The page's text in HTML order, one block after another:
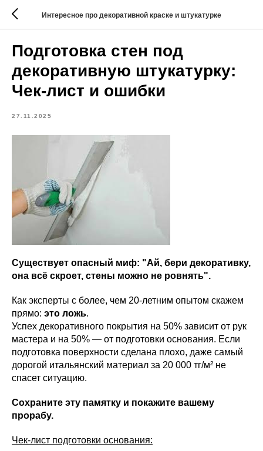
Интересное про декоративной краске и штукатурке
Подготовка стен под
декоративную штукатурку:
Чек-лист и ошибки
27.11.2025
Существует опасный миф: "Ай, бери декоративку,
она всё скроет, стены можно не ровнять".
Как эксперты с более, чем 20-летним опытом скажем
прямо: это ложь.
Успех декоративного покрытия на 50% зависит от рук
мастера и на 50% — от подготовки основания. Если
подготовка поверхности сделана плохо, даже самый
дорогой итальянский материал за 20 000 тг/м² не
спасет ситуацию.
Сохраните эту памятку и покажите вашему
прорабу.
Чек-лист подготовки основания: